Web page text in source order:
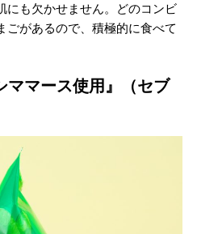
にも欠かせません。どのコンビ
ごがあるので、積極的に食べて
ママース使用』（セブ